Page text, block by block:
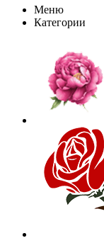
Меню
Категории